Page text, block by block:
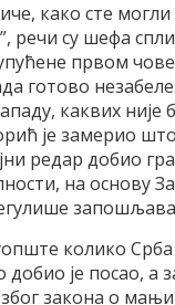
како сте
речи су шефа
првом
готово
каквих није
је замерио што
редар добио
на основу
колико
је посао, а
због закона о